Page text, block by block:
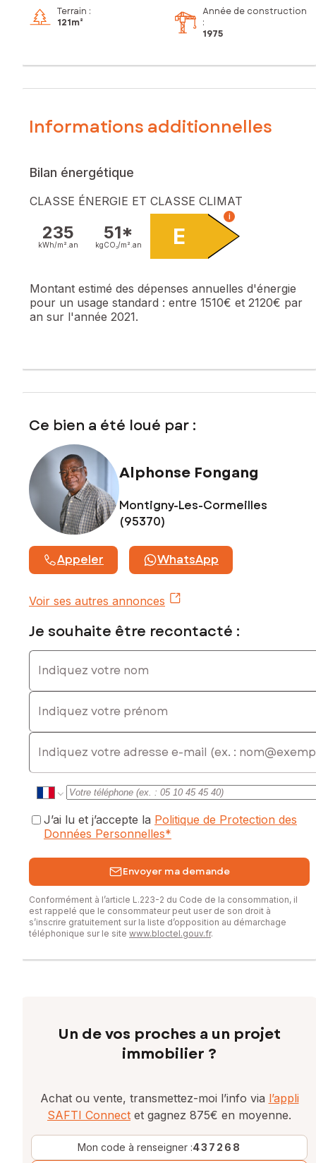
Terrain :
121m²
Année de construction
:
1975
Informations additionnelles
Bilan énergétique
CLASSE ÉNERGIE ET CLASSE CLIMAT
235
kWh/m². an
51*
kgCO₂/m². an E
i
Montant estimé des dépenses annuelles d'énergie
pour un usage standard : entre 1510€ et 2120€ par
an sur l'année 2021.
Ce bien a été loué par :
Alphonse Fongang
Montigny-Les-Cormeilles
(95370)
Appeler WhatsApp
Voir ses autres annonces
Je souhaite être recontacté :
Indiquez votre nom
Indiquez votre prénom
E-mail
J’ai lu et j’accepte la Politique de Protection des
Données Personnelles*
Envoyer ma demande
Conformément à l’article L.223-2 du Code de la consommation, il
est rappelé que le consommateur peut user de son droit à
s’inscrire gratuitement sur la liste d’opposition au démarchage
téléphonique sur le site www.bloctel.gouv.fr.
Un de vos proches a un projet
immobilier ?
Achat ou vente, transmettez-moi l’info via l’appli
SAFTI Connect et gagnez 875€ en moyenne.
Mon code à renseigner :437268